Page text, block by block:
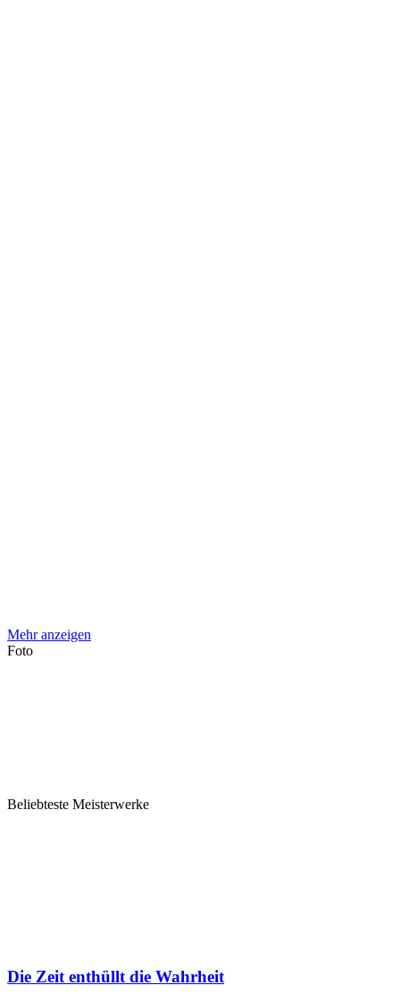
Mehr anzeigen
Foto
Beliebteste Meisterwerke
Die Zeit enthüllt die Wahrheit